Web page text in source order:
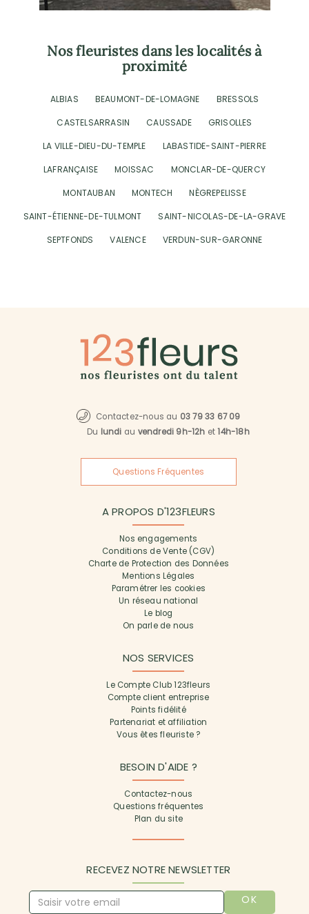
Nos fleuristes dans les localités à
proximité
ALBIAS BEAUMONT-DE-LOMAGNE
BRESSOLS
CASTELSARRASIN
CAUSSADE
GRISOLLES
LA VILLE-DIEU-DU-TEMPLE
LABASTIDE-SAINT-PIERRE
LAFRANÇAISE
MOISSAC
MONCLAR-DE-QUERCY
MONTAUBAN
MONTECH
NÈGREPELISSE
SAINT-ÉTIENNE-DE-TULMONT
SAINT-NICOLAS-DE-LA-GRAVE
SEPTFONDS
VALENCE VERDUN-SUR-GARONNE
Contactez-nous au 03 79 33 67 09
Du lundi au vendredi 9h-12h et14h-18h
Questions Fréquentes
A PROPOS D'123FLEURS
Nos engagements
Conditions de Vente (CGV)
Charte de Protection des Données
Mentions Légales
Paramétrer les cookies
Un réseau national
Le blog
On parle de nous
NOS SERVICES
Le Compte Club 123fleurs
Compte client entreprise
Points fidélité
Partenariat et affiliation
Vous êtes fleuriste ?
BESOIN D'AIDE ?
Contactez-nous
Questions fréquentes
Plan du site
RECEVEZ NOTRE NEWSLETTER
OK